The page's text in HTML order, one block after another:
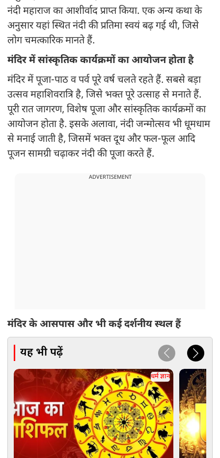
नंदी महाराज का आशीर्वाद प्राप्त किया. एक अन्य कथा के
अनुसार यहां स्थित नंदी की प्रतिमा स्वयं बढ़ गई थी, जिसे
लोग चमत्कारिक मानते हैं.
मंदिर में सांस्कृतिक कार्यक्रमों का आयोजन होता है
मंदिर में पूजा-पाठ व पर्व पूरे वर्ष चलते रहते हैं. सबसे बड़ा
उत्सव महाशिवरात्रि है, जिसे भक्त पूरे उत्साह से मनाते हैं.
पूरी रात जागरण, विशेष पूजा और सांस्कृतिक कार्यक्रमों का
आयोजन होता है. इसके अलावा, नंदी जन्मोत्सव भी धूमधाम
से मनाई जाती है, जिसमें भक्त दूध और फल-फूल आदि
पूजन सामग्री चढ़ाकर नंदी की पूजा करते हैं.
ADVERTISEMENT
मंदिर के आसपास और भी कई दर्शनीय स्थल हैं
यह भी पढ़ें
धर्म ज्ञान